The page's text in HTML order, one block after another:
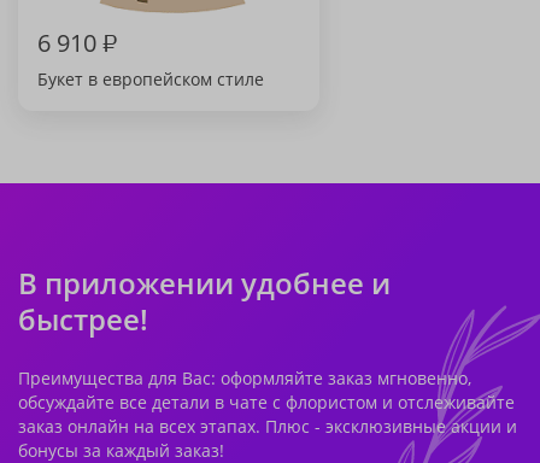
6 910₽
Букет в европейском стиле
В приложении удобнее и
быстрее!
Преимущества для Вас: оформляйте заказ мгновенно,
обсуждайте все детали в чате с флористом и отслеживайте
заказ онлайн на всех этапах. Плюс - эксклюзивные акции и
бонусы за каждый заказ!